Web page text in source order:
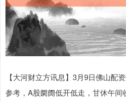
【大河财立方讯息】3月9日佛山配
参考，A股阛阓低开低走，甘休午